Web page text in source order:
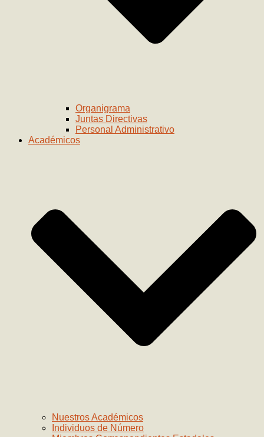
Organigrama
Juntas Directivas
Personal Administrativo
Académicos
Nuestros Académicos
Individuos de Número